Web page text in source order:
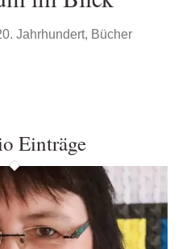
Jahrhundert, Bücher
Einträge